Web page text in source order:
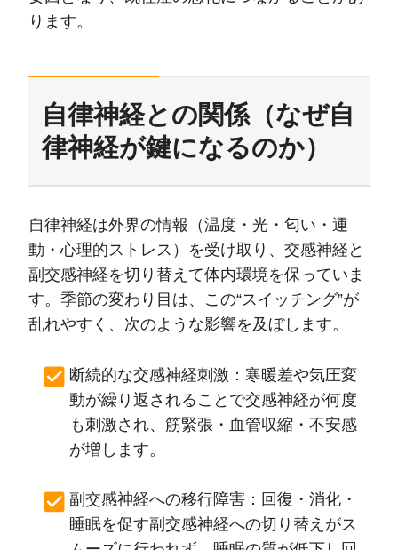
ります。
自律神経との関係（なぜ自
律神経が鍵になるのか）
自律神経は外界の情報（温度・光・匂い・運
動・心理的ストレス）を受け取り、交感神経と
副交感神経を切り替えて体内環境を保っていま
す。季節の変わり目は、この“スイッチング”が
乱れやすく、次のような影響を及ぼします。
断続的な交感神経刺激：寒暖差や気圧変
動が繰り返されることで交感神経が何度
も刺激され、筋緊張・血管収縮・不安感
が増します。
副交感神経への移行障害：回復・消化・
睡眠を促す副交感神経への切り替えがス